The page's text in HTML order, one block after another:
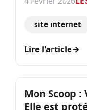
site internet
Lire l'article→
Mon Scoop